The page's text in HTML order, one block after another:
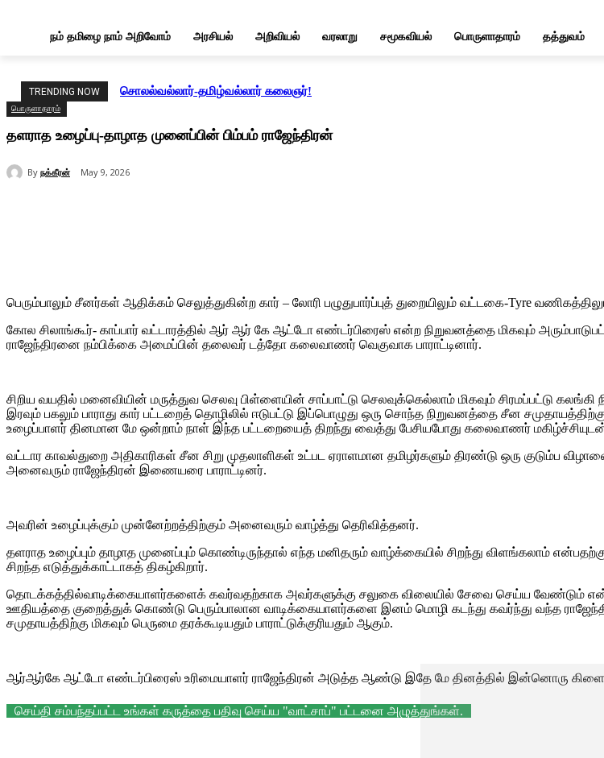
நம் தமிழை நாம் அறிவோம் அரசியல் அறிவியல் வரலாறு சமூகவியல் பொருளாதாரம் தத்துவம்
TRENDING NOW சொலல்வல்லார்-தமிழ்வல்லார் கலைஞர்!
பொருளாதாரம்
தளராத உழைப்பு-தாழாத முனைப்பின் பிம்பம் ராஜேந்திரன்
By நக்கீரன் May 9, 2026
பெரும்பாலும் சீனர்கள் ஆதிக்கம் செலுத்துகின்ற கார் – லோரி பழுதுபார்ப்புத் துறையிலும் வட்டகை-Tyre வணிகத்திலும்
கோல சிலாங்கூர்- காப்பார் வட்டாரத்தில் ஆர் ஆர் கே ஆட்டோ எண்டர்பிரைஸ் என்ற நிறுவனத்தை மிகவும்
ராஜேந்திரனை நம்பிக்கை அமைப்பின் தலைவர் டத்தோ கலைவாணர் வெகுவாக பாராட்டினார்.
சிறிய வயதில் மனைவியின் மருத்துவ செலவு பிள்ளையின் சாப்பாட்டு செலவுக்கெல்லாம் மிகவும் சிரமப்பட்டு
இரவும் பகலும் பாராது கார் பட்டறைத் தொழிலில் ஈடுபட்டு இப்பொழுது ஒரு சொந்த நிறுவனத்தை சீன
உழைப்பாளர் தினமான மே ஒன்றாம் நாள் இந்த பட்டறையைத் திறந்து வைத்து பேசியபோது கலைவாணர் மகிழ்ச்சியுடன்
வட்டார காவல்துறை அதிகாரிகள் சீன சிறு முதலாளிகள் உட்பட ஏராளமான தமிழர்களும் திரண்டு ஒரு குடும்ப
அனைவரும் ராஜேந்திரன் இணையரை பாராட்டினர்.
அவரின் உழைப்புக்கும் முன்னேற்றத்திற்கும் அனைவரும் வாழ்த்து தெரிவித்தனர்.
தளராத உழைப்பும் தாழாத முனைப்பும் கொண்டிருந்தால் எந்த மனிதரும் வாழ்க்கையில் சிறந்து விளங்கலாம்
சிறந்த எடுத்துக்காட்டாகத் திகழ்கிறார்.
தொடக்கத்தில்வாடிக்கையாளர்களைக் கவர்வதற்காக அவர்களுக்கு சலுகை விலையில் சேவை செய்ய வேண்டும்
ஊதியத்தை குறைத்துக் கொண்டு பெரும்பாலான வாடிக்கையாளர்களை இனம் மொழி கடந்து கவர்ந்து வந்த
சமுதாயத்திற்கு மிகவும் பெருமை தரக்கூடியதும் பாராட்டுக்குரியதும் ஆகும்.
ஆர்ஆர்கே ஆட்டோ எண்டர்பிரைஸ் உரிமையாளர் ராஜேந்திரன் அடுத்த ஆண்டு இதே மே தினத்தில் இன்னொரு
செய்தி சம்பந்தப்பட்ட உங்கள் கருத்தை பதிவு செய்ய "வாட்சாப்" பட்டனை அழுத்துங்கள்.